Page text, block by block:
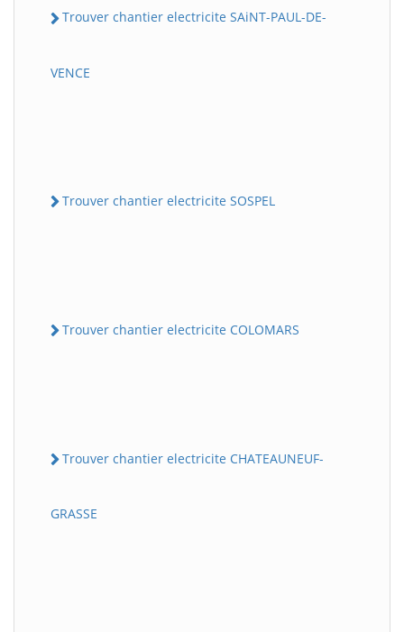
Trouver chantier electricite SAiNT-PAUL-DE-
VENCE
Trouver chantier electricite SOSPEL
Trouver chantier electricite COLOMARS
Trouver chantier electricite CHATEAUNEUF-
GRASSE